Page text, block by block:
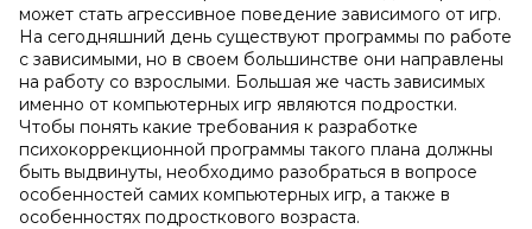
может стать агрессивное поведение зависимого от игр.
На сегодняшний день существуют программы по работе
с зависимыми, но в своем большинстве они направлены
на работу со взрослыми. Большая же часть зависимых
именно от компьютерных игр являются подростки.
Чтобы понять какие требования к разработке
психокоррекционной программы такого плана должны
быть выдвинуты, необходимо разобраться в вопросе
особенностей самих компьютерных игр, а также в
особенностях подросткового возраста.